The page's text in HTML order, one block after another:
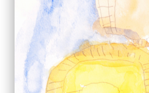
艺廊及活动
艺术培训
爱不同艺术家